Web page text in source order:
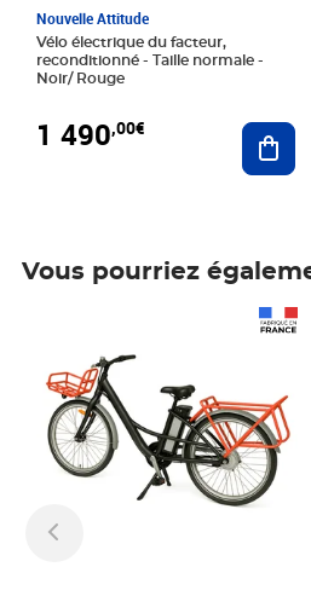
Nouvelle Attitude
Vélo électrique du facteur,
reconditionné - Taille normale -
Noir/ Rouge
1 490,00€
Vous pourriez